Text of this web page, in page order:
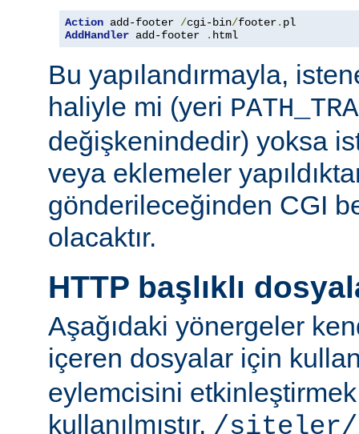
Action add-footer /cgi-bin/footer.
AddHandler add-footer . html
Bu yapılandırmayla,
haliyle mi (yeri
değişkenindedir) yoksa
veya eklemeler
gönderileceğinden CGI
olacaktır.
HTTP başlıklı
Aşağıdaki yönergeler
içeren dosyalar için
eylemcisini
kullanılmıştır. /siteler/